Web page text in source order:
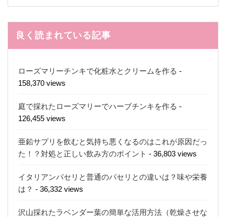
良く読まれている記事
ローズマリーチンキで化粧水とクリームを作る -
158,370 views
庭で採れたローズマリーでハーブチンキを作る -
126,455 views
亜鉛サプリを飲むと気持ち悪くなるのはこれが原因だっ
た！？対処と正しい飲み方のポイント - 36,803 views
イタリアンパセリと普通のパセリとの違いは？味や栄養
は？ - 36,332 views
沢山採れたラベンダー葉の簡単な活用方法（乾燥させな